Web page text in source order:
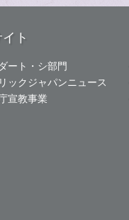
ト
ート・シ部門
ックジャパンニュース
宣教事業